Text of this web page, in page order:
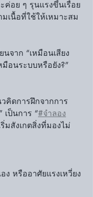
ค่อย ๆ รุนแรงขึ้นเรื่อย
เนื้อที่ใช้ให้เหมาะสม
จาก “เหมือนเสียง
มือนระบบหรือยัง?”
คิดการฝึกจากการ
” เป็นการ “#จำลอง
มสังเกตสิ่งที่มองไม่
ง หรืออาศัยแรงเหวี่ยง